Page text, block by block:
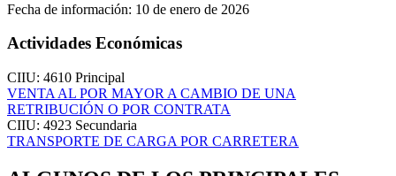
Fecha de información: 10 de enero de 2026
Actividades Económicas
CIIU: 4610 Principal
VENTA AL POR MAYOR A CAMBIO DE UNA
RETRIBUCIÓN O POR CONTRATA
CIIU: 4923 Secundaria
TRANSPORTE DE CARGA POR CARRETERA